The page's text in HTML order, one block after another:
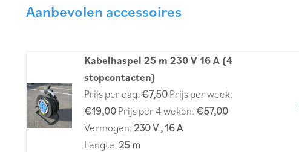
Aanbevolen accessoires
Kabelhaspel 25 m 230 V 16 A (4
stopcontacten)
Prijs per dag:€7,50Prijs per week:
€19,00Prijs per 4 weken:€57,00
Vermogen:230 V , 16 A
Lengte:25 m